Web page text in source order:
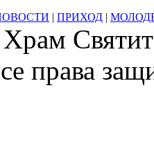
| ПРИХОД |
права